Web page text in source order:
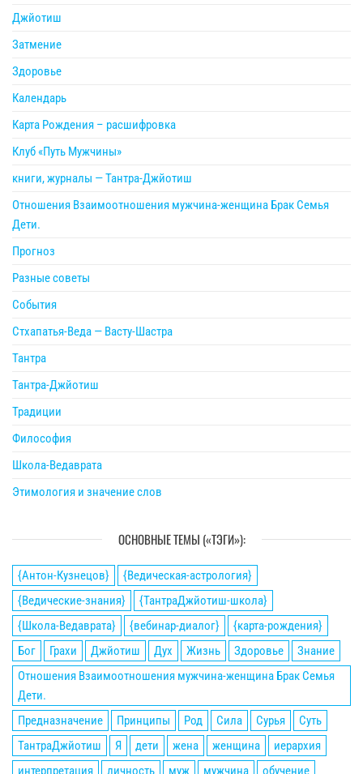
Джйотиш
Затмение
Здоровье
Календарь
Карта Рождения – расшифровка
Клуб «Путь Мужчины»
книги, журналы — Тантра-Джйотиш
Отношения Взаимоотношения мужчина-женщина Брак Семья
Дети.
Прогноз
Разные советы
События
Стхапатья-Веда — Васту-Шастра
Тантра
Тантра-Джйотиш
Традиции
Философия
Школа-Ведаврата
Этимология и значение слов
ОСНОВНЫЕ ТЕМЫ («ТЭГИ»):
{Антон-Кузнецов}
{Ведическая-астрология}
{Ведические-знания}
{ТантраДжйотиш-школа}
{Школа-Ведаврата}
{вебинар-диалог}
{карта-рождения}
Бог
Грахи Джйотиш Дух Жизнь Здоровье
Знание
Отношения Взаимоотношения мужчина-женщина Брак Семья
Дети.
Предназначение
Принципы Род Сила Сурья
Суть
ТантраДжйотиш
Я дети жена женщина
иерархия